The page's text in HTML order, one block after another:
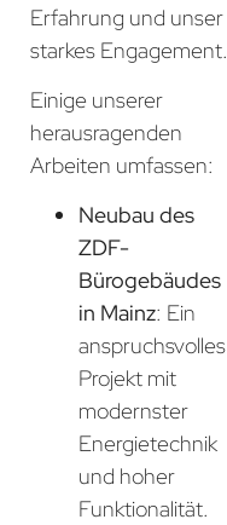
Erfahrung und unser
starkes Engagement.
Einige unserer
herausragenden
Arbeiten umfassen:
Neubau des
ZDF-
Bürogebäudes
in Mainz: Ein
anspruchsvolles
Projekt mit
modernster
Energietechnik
und hoher
Funktionalität.